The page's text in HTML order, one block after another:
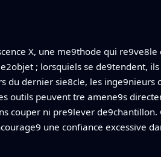
X, une me9thode qui
; lorsquiels se de9tendent,
du dernier sie8cle, les
outils peuvent tre amene9s
couper ni pre9lever
une confiance excessive